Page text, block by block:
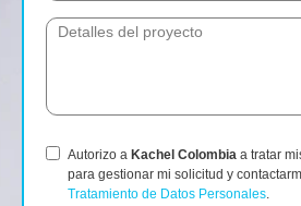
Autorizo a Kachel Colombia a tratar
para gestionar mi solicitud y
Tratamiento de Datos Personales